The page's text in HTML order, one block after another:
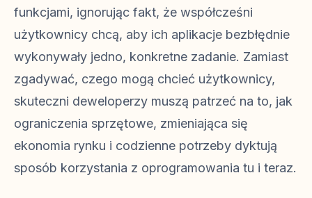
funkcjami, ignorując fakt, że współcześni
użytkownicy chcą, aby ich aplikacje bezbłędnie
wykonywały jedno, konkretne zadanie. Zamiast
zgadywać, czego mogą chcieć użytkownicy,
skuteczni deweloperzy muszą patrzeć na to, jak
ograniczenia sprzętowe, zmieniająca się
ekonomia rynku i codzienne potrzeby dyktują
sposób korzystania z oprogramowania tu i teraz.